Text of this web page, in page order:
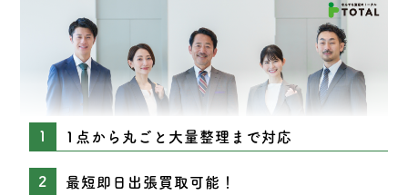
1点から丸ごと大量整理まで対応
最短即日出張買取可能！